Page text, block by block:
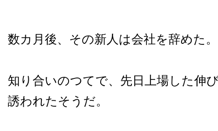
数カ月後、その新人は会社を辞めた。
知り合いのつてで、先日上場した伸
誘われたそうだ。